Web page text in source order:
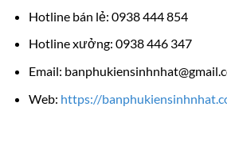
Hotline bán lẻ: 0938 444 854
Hotline xưởng: 0938 446 347
Email:
Web: https://